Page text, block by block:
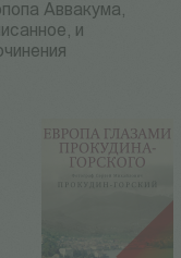
Аввакума,
и